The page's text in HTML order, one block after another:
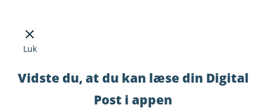
Luk
Vidste du, at du kan læse din Digital
Post i appen